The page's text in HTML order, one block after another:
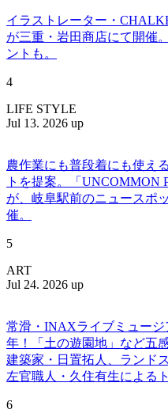
イラストレーター・
が三重・岩田商店にて開催
ントも。
4
LIFE STYLE
Jul 13. 2026 up
農作業にも普段着にも使え
トを提案。「UNCOMMON
が、岐阜駅前のニュースポ
催。
5
ART
Jul 24. 2026 up
常滑・INAXライブミュージ
年！「土の遊園地」など五
建築家・日置拓人、ランド
左官職人・久住有生による
6